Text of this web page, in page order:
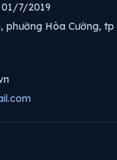
7/2019
phường Hòa Cường, tp